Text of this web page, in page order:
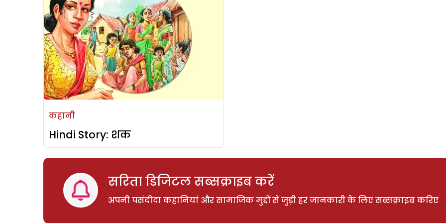
कहानी
Hindi Story: शक
सरिता डिजिटल सब्सक्राइब करें
अपनी पसंदीदा कहानियां और सामाजिक मुद्दों से जुड़ी हर जानकारी के लिए सब्सक्राइब करिए